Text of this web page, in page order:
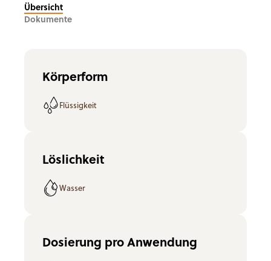
Übersicht
Dokumente
Körperform
Flüssigkeit
Löslichkeit
Wasser
Dosierung pro Anwendung